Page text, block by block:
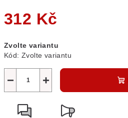
312 Kč
cena:
Zvolte variantu
Kód: Zvolte variantu
+
−